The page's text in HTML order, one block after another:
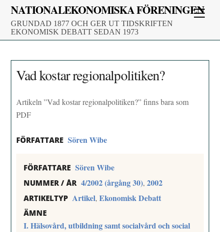
Skip
content
NATIONALEKONOMISKA FÖRENINGEN
GRUNDAD 1877 OCH GER UT TIDSKRIFTEN
EKONOMISK DEBATT SEDAN 1973
Vad kostar regionalpolitiken?
Artikeln ”Vad kostar regionalpolitiken?” finns bara som
PDF
FÖRFATTARE Sören Wibe
FÖRFATTARE Sören Wibe
NUMMER / ÅR 4/2002 (årgång 30),2002
ARTIKELTYP Artikel,Ekonomisk Debatt
ÄMNE
I. Hälsovård, utbildning samt socialvård och social